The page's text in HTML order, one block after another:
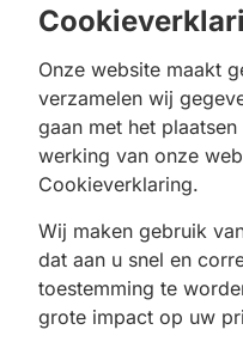
Onze website maakt
verzamelen wij
gaan met het
werking van onze
Cookieverklaring.
Wij maken gebruik
dat aan u snel en
toestemming te
grote impact op uw